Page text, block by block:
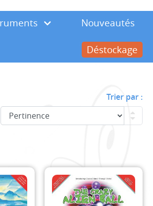
Nouveautés
Déstockage
Trier par :